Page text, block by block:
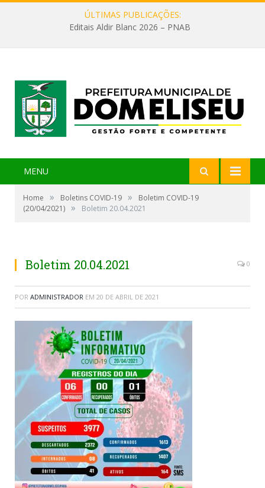
ÚLTIMAS PUBLICAÇÕES:
Editais Aldir Blanc 2026 – PNAB
MENU
Home » Boletins COVID-19 »
Boletim COVID-19
(20/04/2021) » Boletim 20.04.2021
Boletim 20.04.2021 0
POR ADMINISTRADOR EM 20 DE ABRIL DE 2021